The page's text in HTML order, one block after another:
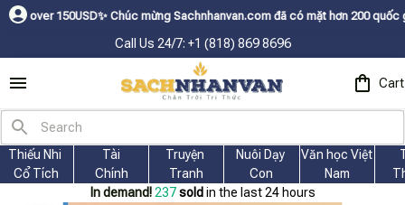
ㅤ✨Chúc mừng Sachnhanvan.com đã có mặt hơn 200 quốc gia như Mỹ,
Call Us 24/7: +1 (818) 869 8696
Cart
Thiếu Nhi
Cổ Tích
Tài
Chính
Truyện
Tranh
Nuôi Dạy
Con
Văn học Việt
Nam
In demand! 237 sold in the last 24 hours